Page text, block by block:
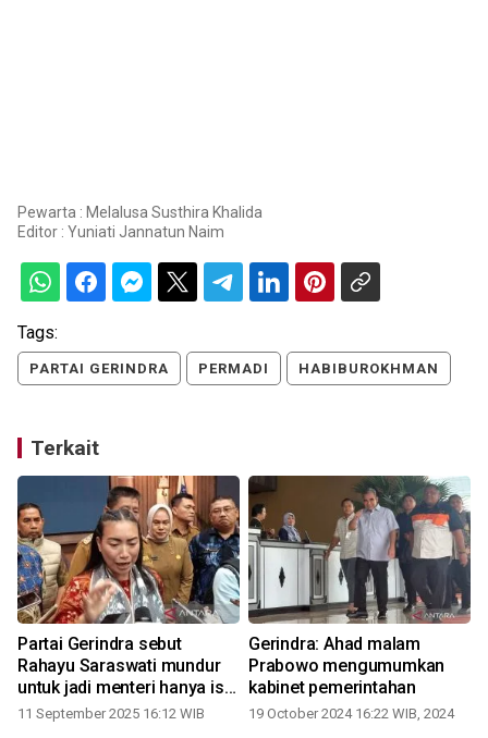
Pewarta : Melalusa Susthira Khalida
Editor : Yuniati Jannatun Naim
Tags:
PARTAI GERINDRA PERMADI HABIBUROKHMAN
Terkait
Partai Gerindra sebut
Rahayu Saraswati mundur
untuk jadi menteri hanya isu
dan spekulasi
11 September 2025 16:12 WIB
Gerindra: Ahad malam
Prabowo mengumumkan
kabinet pemerintahan
19 October 2024 16:22 WIB, 2024